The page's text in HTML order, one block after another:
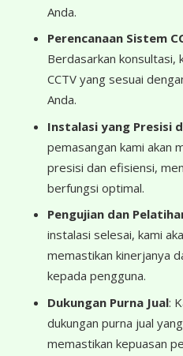
Anda.
Perencanaan Sistem
Berdasarkan konsultasi,
CCTV yang sesuai
Anda.
Instalasi yang Presisi
pemasangan kami akan
presisi dan efisiensi,
berfungsi optimal.
Pengujian dan
instalasi selesai, kami
memastikan kinerjanya
kepada pengguna.
Dukungan Purna Jual:
dukungan purna jual
memastikan kepuasan